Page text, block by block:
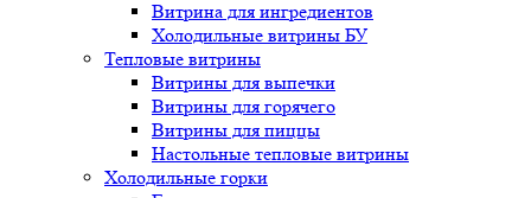
Витрина для ингредиентов
Холодильные витрины БУ
Тепловые витрины
Витрины для выпечки
Витрины для горячего
Витрины для пиццы
Настольные тепловые витрины
Холодильные горки